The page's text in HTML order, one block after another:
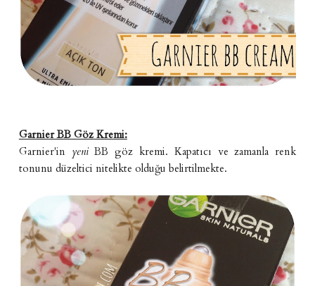
Garnier BB Göz Kremi:
Garnier'in yeniBB göz kremi. Kapatıcı ve zamanla renk
tonunu düzeltici nitelikte olduğu belirtilmekte.